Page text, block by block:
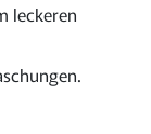
leckeren